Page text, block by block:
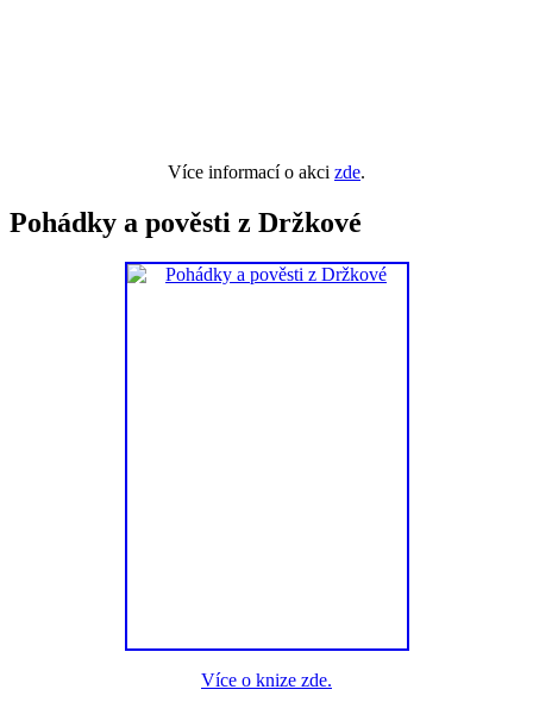
Více informací o akci zde.
Pohádky a pověsti z Držkové
Více o knize zde.